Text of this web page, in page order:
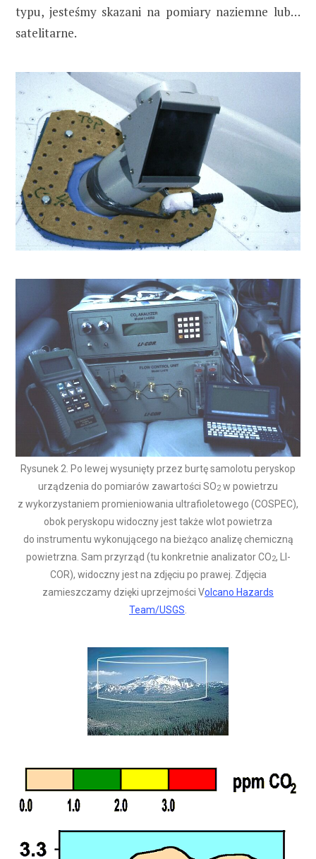
typu, jesteśmy skazani na pomiary naziemne lub…
satelitarne.
Rysunek 2. Po lewej wysunięty przez burtę samolotu peryskop
urządzenia do pomiarów zawartości SO2 w powietrzu
z wykorzystaniem promieniowania ultrafioletowego (COSPEC),
obok peryskopu widoczny jest także wlot powietrza
do instrumentu wykonującego na bieżąco analizę chemiczną
powietrzna. Sam przyrząd (tu konkretnie analizator CO2, LI-
COR), widoczny jest na zdjęciu po prawej. Zdjęcia
zamieszczamy dzięki uprzejmości Volcano Hazards
Team/USGS